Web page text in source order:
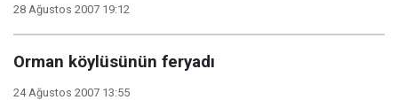
28 Ağustos 2007 19:12
Orman köylüsünün feryadı
24 Ağustos 2007 13:55